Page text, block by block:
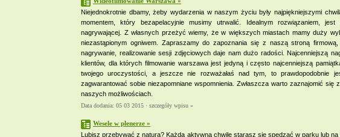
Niejednokrotnie dbamy, żeby wydarzenia w naszym życiu były najpiękniejszymi
momentem, który bezapelacyjnie musimy utrwalić. Idealnym rozwiązaniem,
nagrywającej. Z własnych przeżyć wiemy, że w większych miastach mamy duży
niezastąpionym ogniwem. Zapraszamy do zapoznania się z naszą stroną
nagrywanie, realizowanie sesji zdjęciowych daje nam dużo radości. Najcenniejszą
klientów, dla których filmowanie warszawa jest jedyną i często najcenniejszą
twojego uroczystości, a jeszcze nie rozważałaś nad tym, to prawdopodobnie
zagwarantować sobie niezapomniane wspomnienia. Zwłaszcza warto zaznajomić się
naszych możliwościach.
Data dodania: 05 03 2015 · szczegóły wpisu »
Wesele w plenerze »
Lubisz przebywać z naturą? Każdą aktywną chwilę starasz się spędzać w parku lub